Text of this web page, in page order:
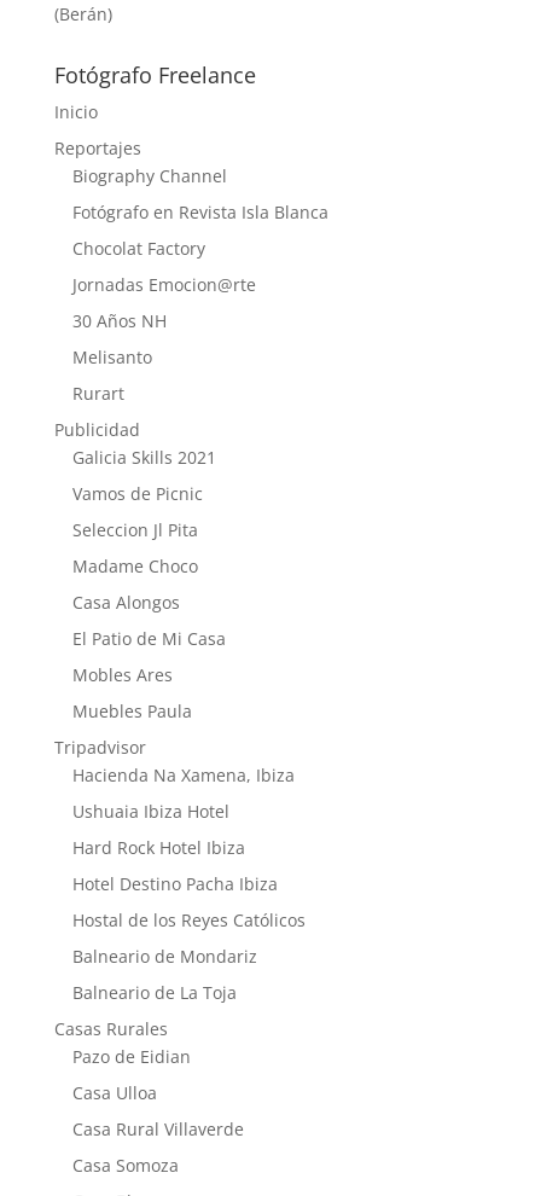
(Berán)
Fotógrafo Freelance
Inicio
Reportajes
Biography Channel
Fotógrafo en Revista Isla Blanca
Chocolat Factory
Jornadas Emocion@rte
30 Años NH
Melisanto
Rurart
Publicidad
Galicia Skills 2021
Vamos de Picnic
Seleccion Jl Pita
Madame Choco
Casa Alongos
El Patio de Mi Casa
Mobles Ares
Muebles Paula
Tripadvisor
Hacienda Na Xamena, Ibiza
Ushuaia Ibiza Hotel
Hard Rock Hotel Ibiza
Hotel Destino Pacha Ibiza
Hostal de los Reyes Católicos
Balneario de Mondariz
Balneario de La Toja
Casas Rurales
Pazo de Eidian
Casa Ulloa
Casa Rural Villaverde
Casa Somoza